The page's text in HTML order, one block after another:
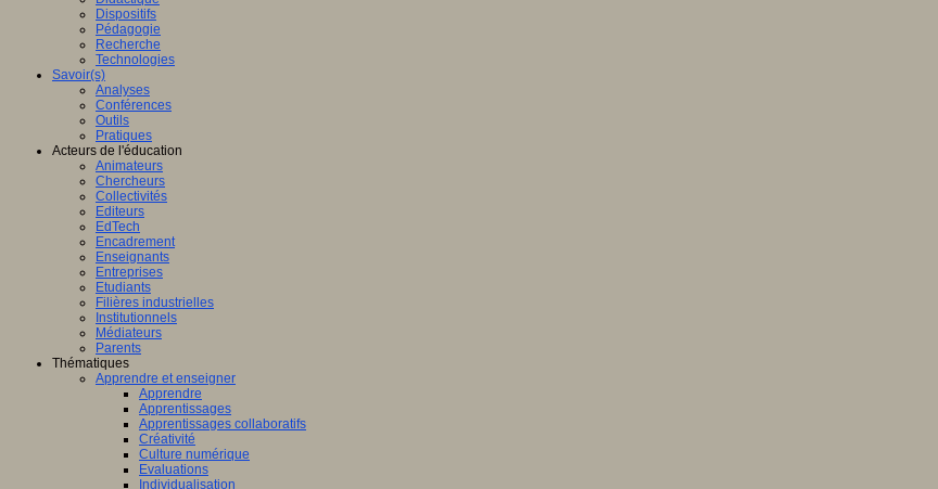
Dispositifs
Pédagogie
Recherche
Technologies
Savoir(s)
Analyses
Conférences
Outils
Pratiques
Acteurs de l'éducation
Animateurs
Chercheurs
Collectivités
Editeurs
EdTech
Encadrement
Enseignants
Entreprises
Etudiants
Filières industrielles
Institutionnels
Médiateurs
Parents
Thématiques
Apprendre et enseigner
Apprendre
Apprentissages
Apprentissages collaboratifs
Créativité
Culture numérique
Evaluations
Individualisation